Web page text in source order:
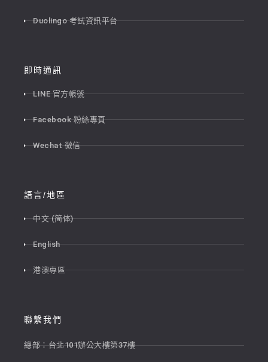
Duolingo 考試資訊平台
即時通訊
LINE 官方帳號
Facebook 粉絲專頁
Wechat 微信
語言/地區
中文 (简体)
English
港澳專區
聯繫我們
總部：台北101辦公大樓第37樓